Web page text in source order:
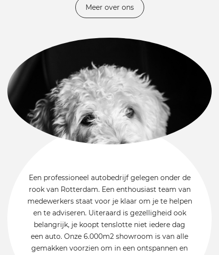
Meer over ons
Een professioneel autobedrijf gelegen onder de
rook van Rotterdam. Een enthousiast team van
medewerkers staat voor je klaar om je te helpen
en te adviseren. Uiteraard is gezelligheid ook
belangrijk, je koopt tenslotte niet iedere dag
een auto. Onze 6.000m2 showroom is van alle
gemakken voorzien om in een ontspannen en